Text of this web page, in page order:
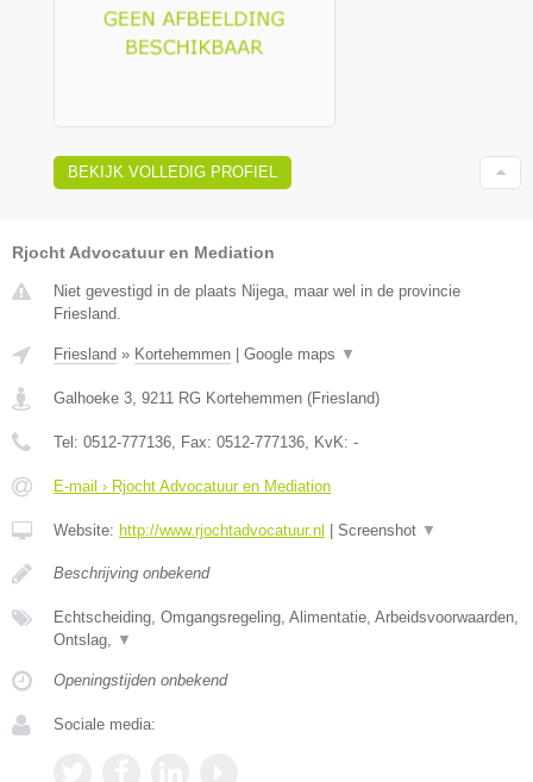
BEKIJK VOLLEDIG PROFIEL
Rjocht Advocatuur en Mediation
Niet gevestigd in de plaats Nijega, maar wel in de provincie
Friesland.
Friesland » Kortehemmen | Google maps ▼
Galhoeke 3 9211 RG Kortehemmen (Friesland)
Tel: 0512-777136 , Fax: 0512-777136 , KvK: -
E-mail › Rjocht Advocatuur en Mediation
Website: http://www.rjochtadvocatuur.nl | Screenshot ▼
Beschrijving onbekend
Echtscheiding, Omgangsregeling, Alimentatie, Arbeidsvoorwaarden,
Ontslag,
▼
Openingstijden onbekend
Sociale media: